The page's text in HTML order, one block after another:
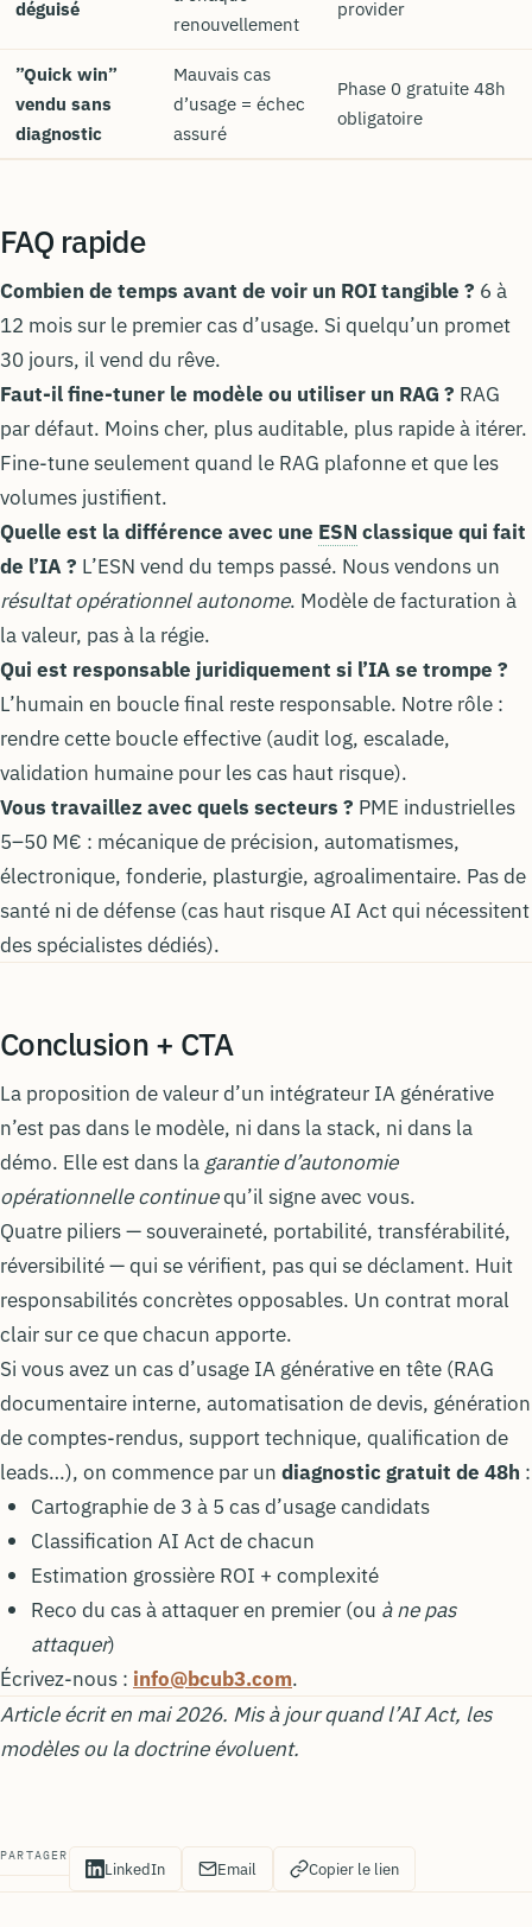
déguisé
renouvellement
provider
”Quick win”
vendu sans
diagnostic
Mauvais cas
d’usage = échec
assuré
Phase 0 gratuite 48h
obligatoire
FAQ rapide
Combien de temps avant de voir un ROI tangible ? 6 à
12 mois sur le premier cas d’usage. Si quelqu’un promet
30 jours, il vend du rêve.
Faut-il fine-tuner le modèle ou utiliser un RAG ? RAG
par défaut. Moins cher, plus auditable, plus rapide à itérer.
Fine-tune seulement quand le RAG plafonne et que les
volumes justifient.
Quelle est la différence avec une ESN classique qui fait
de l’IA ? L’ESN vend du temps passé. Nous vendons un
résultat opérationnel autonome. Modèle de facturation à
la valeur, pas à la régie.
Qui est responsable juridiquement si l’IA se trompe ?
L’humain en boucle final reste responsable. Notre rôle :
rendre cette boucle effective (audit log, escalade,
validation humaine pour les cas haut risque).
Vous travaillez avec quels secteurs ? PME industrielles
5–50 M€ : mécanique de précision, automatismes,
électronique, fonderie, plasturgie, agroalimentaire. Pas de
santé ni de défense (cas haut risque AI Act qui nécessitent
des spécialistes dédiés).
Conclusion + CTA
La proposition de valeur d’un intégrateur IA générative
n’est pas dans le modèle, ni dans la stack, ni dans la
démo. Elle est dans la garantie d’autonomie
opérationnelle continuequ’il signe avec vous.
Quatre piliers — souveraineté, portabilité, transférabilité,
réversibilité — qui se vérifient, pas qui se déclament. Huit
responsabilités concrètes opposables. Un contrat moral
clair sur ce que chacun apporte.
Si vous avez un cas d’usage IA générative en tête (RAG
documentaire interne, automatisation de devis, génération
de comptes-rendus, support technique, qualification de
leads…), on commence par un diagnostic gratuit de 48h :
Cartographie de 3 à 5 cas d’usage candidats
Classification AI Act de chacun
Estimation grossière ROI + complexité
Reco du cas à attaquer en premier (ou à ne pas
attaquer)
Écrivez-nous : info@bcub3.com.
Article écrit en mai 2026. Mis à jour quand l’AI Act, les
modèles ou la doctrine évoluent.
PARTAGER
LinkedIn Email Copier le lien